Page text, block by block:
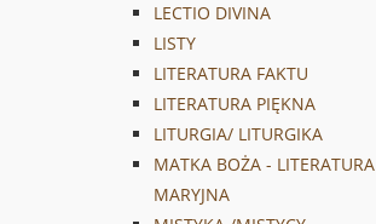
LECTIO DIVINA
LISTY
LITERATURA FAKTU
LITERATURA PIĘKNA
LITURGIA/ LITURGIKA
MATKA BOŻA - LITERATURA
MARYJNA